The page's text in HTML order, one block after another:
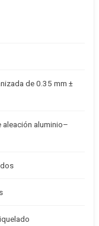
de 0.35 mm ±
aluminio–